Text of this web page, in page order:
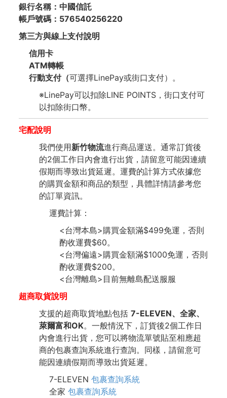
銀行名稱：中國信託
帳戶號碼：576540256220
第三方與線上支付說明
信用卡
ATM轉帳
行動支付（可選擇LinePay或街口支付）。
※LinePay可以扣除LINE POINTS，街口支付可
以扣除街口幣。
宅配說明
我們使用新竹物流進行商品運送。通常訂貨後
的2個工作日內會進行出貨，請留意可能因連續
假期而導致出貨延遲。運費的計算方式依據您
的購買金額和商品的類型，具體詳情請參考您
的訂單資訊。
運費計算：
<台灣本島>購買金額滿$499免運，否則
酌收運費$60。
<台灣偏遠>購買金額滿$1000免運，否則
酌收運費$200。
<台灣離島>目前無離島配送服服
超商取貨說明
支援的超商取貨地點包括 7-ELEVEN、全家、
萊爾富和OK。一般情況下，訂貨後2個工作日
內會進行出貨，您可以將物流單號貼至相應超
商的包裹查詢系統進行查詢。同樣，請留意可
能因連續假期而導致出貨延遲。
7-ELEVEN 包裹查詢系統
全家 包裹查詢系統